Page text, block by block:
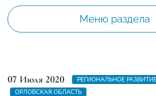
Меню раздела
07 Июля 2020
РЕГИОНАЛЬНОЕ
ОРЛОВСКАЯ ОБЛАСТЬ